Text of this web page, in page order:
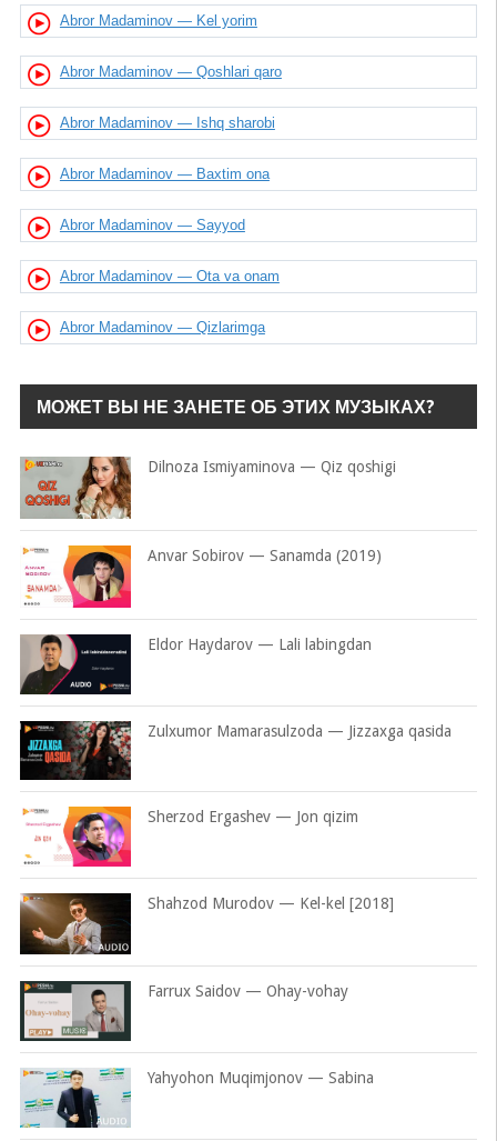
Abror Madaminov — Kel yorim
Abror Madaminov — Qoshlari qaro
Abror Madaminov — Ishq sharobi
Abror Madaminov — Baxtim ona
Abror Madaminov — Sayyod
Abror Madaminov — Ota va onam
Abror Madaminov — Qizlarimga
МОЖЕТ ВЫ НЕ ЗАНЕТЕ ОБ ЭТИХ МУЗЫКАХ?
Dilnoza Ismiyaminova — Qiz qoshigi
Anvar Sobirov — Sanamda (2019)
Eldor Haydarov — Lali labingdan
Zulxumor Mamarasulzoda — Jizzaxga qasida
Sherzod Ergashev — Jon qizim
Shahzod Murodov — Kel-kel [2018]
Farrux Saidov — Ohay-vohay
Yahyohon Muqimjonov — Sabina